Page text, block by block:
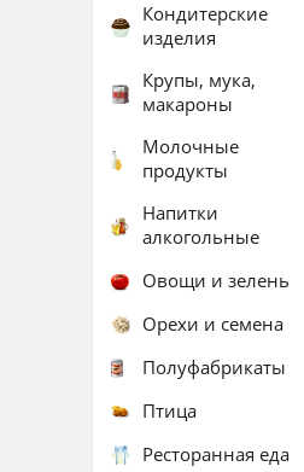
Кондитерские
изделия
Крупы, мука,
макароны
Молочные
продукты
Напитки
алкогольные
Овощи и зелень
Орехи и семена
Полуфабрикаты
Птица
Ресторанная еда